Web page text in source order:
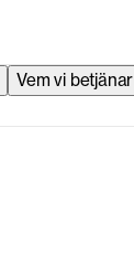
Vem vi betjänar